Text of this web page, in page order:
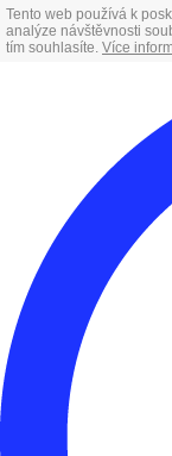
Tento web používá k
analýze návštěvnosti
tím souhlasíte. Více